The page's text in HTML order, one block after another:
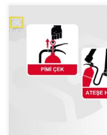
Yangın Söndürme
cihazlarında manometre
kırmızıda ise basınç
ise aşırı basınç vardır
çıkmadan bası
üstündeki mühürden